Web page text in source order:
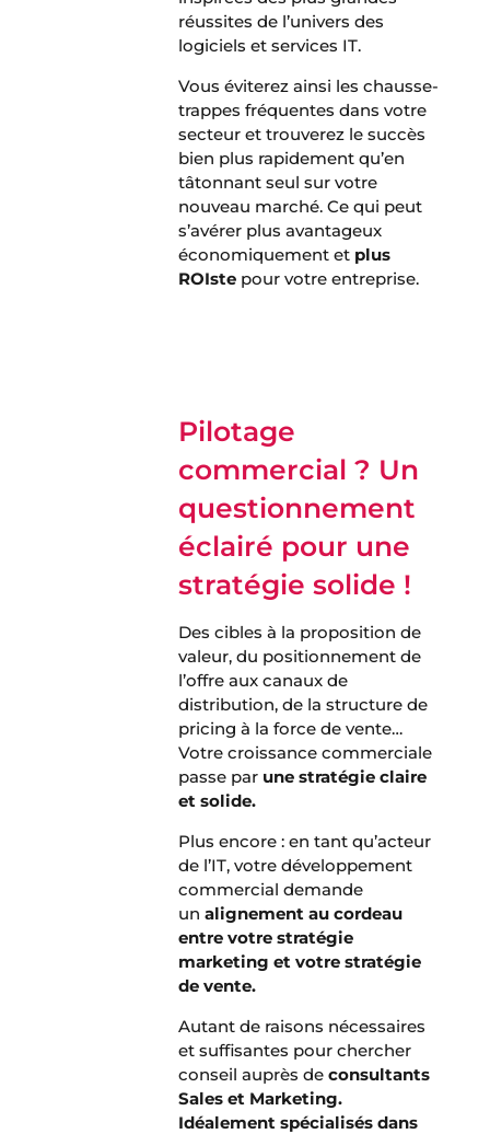
réussites de l’univers des
logiciels et services IT.
Vous éviterez ainsi les chausse-
trappes fréquentes dans votre
secteur et trouverez le succès
bien plus rapidement qu’en
tâtonnant seul sur votre
nouveau marché. Ce qui peut
s’avérer plus avantageux
économiquement et plus
ROIste pour votre entreprise.
Pilotage
commercial ? Un
questionnement
éclairé pour une
stratégie solide !
Des cibles à la proposition de
valeur, du positionnement de
l’offre aux canaux de
distribution, de la structure de
pricing à la force de vente…
Votre croissance commerciale
passe par une stratégie claire
et solide.
Plus encore : en tant qu’acteur
de l’IT, votre développement
commercial demande
unalignement au cordeau
entre votre stratégie
marketing et votre stratégie
de vente.
Autant de raisons nécessaires
et suffisantes pour chercher
conseil auprès deconsultants
Sales et Marketing.
Idéalement spécialisés dans